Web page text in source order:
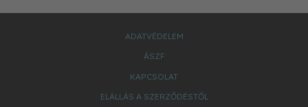
ADATVÉDELEM
ÁSZF
KAPCSOLAT
ELÁLLÁS A SZERZŐDÉSTŐL